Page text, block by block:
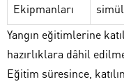
Ekipmanları
Yangın eğitimlerine
hazırlıklara dâhil
Eğitim süresince,